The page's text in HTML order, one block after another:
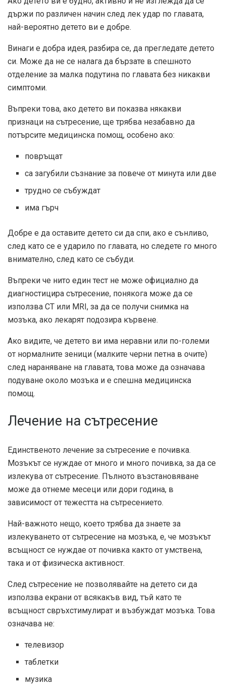
държи по различен начин след лек удар по главата,
най-вероятно детето ви е добре.
Винаги е добра идея, разбира се, да прегледате детето
си. Може да не се налага да бързате в спешното
отделение за малка подутина по главата без никакви
симптоми.
Въпреки това, ако детето ви показва някакви
признаци на сътресение, ще трябва незабавно да
потърсите медицинска помощ, особено ако:
повръщат
са загубили съзнание за повече от минута или две
трудно се събуждат
има гърч
Добре е да оставите детето си да спи, ако е сънливо,
след като се е ударило по главата, но следете го много
внимателно, след като се събуди.
Въпреки че нито един тест не може официално да
диагностицира сътресение, понякога може да се
използва CT или MRI, за да се получи снимка на
мозъка, ако лекарят подозира кървене.
Ако видите, че детето ви има неравни или по-големи
от нормалните зеници (малките черни петна в очите)
след нараняване на главата, това може да означава
подуване около мозъка и е спешна медицинска
помощ.
Лечение на сътресение
Единственото лечение за сътресение е почивка.
Мозъкът се нуждае от много и много почивка, за да се
излекува от сътресение. Пълното възстановяване
може да отнеме месеци или дори година, в
зависимост от тежестта на сътресението.
Най-важното нещо, което трябва да знаете за
излекуването от сътресение на мозъка, е, че мозъкът
всъщност се нуждае от почивка както от умствена,
така и от физическа активност.
След сътресение не позволявайте на детето си да
използва екрани от всякакъв вид, тъй като те
всъщност свръхстимулират и възбуждат мозъка. Това
означава не:
телевизор
таблетки
музика